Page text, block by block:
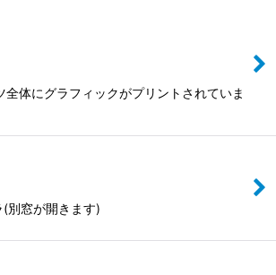
体にグラフィックがプリントされていま
別窓が開きます)